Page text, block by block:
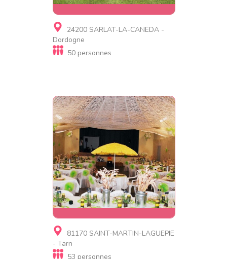
Gite, Village de gites, Gite
de luxe, Gite insolite
Le Domaine du Pech Éternel
24200 SARLAT-LA-CANEDA -
Dordogne
50 personnes
Gite
Foyer du Ségala Auberge
collective
81170 SAINT-MARTIN-LAGUEPIE
- Tarn
53 personnes